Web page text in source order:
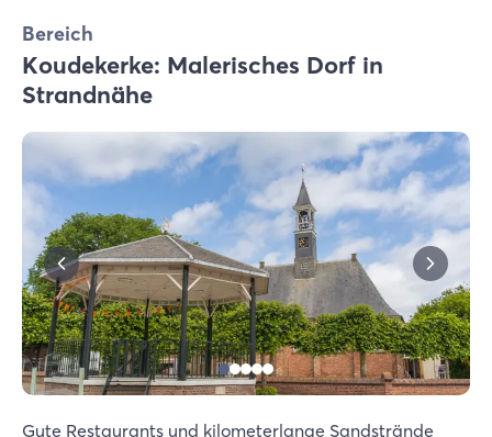
Bereich
Koudekerke: Malerisches Dorf in
Strandnähe
Gute Restaurants und kilometerlange Sandstrände